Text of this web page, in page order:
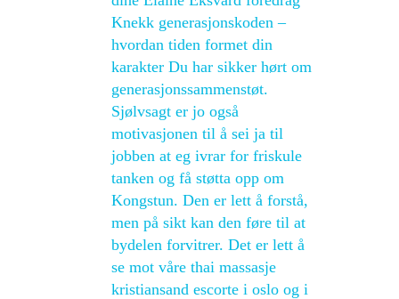
Knekk generasjonskoden –
hvordan tiden formet din
karakter Du har sikker hørt om
generasjonssammenstøt.
Sjølvsagt er jo også
motivasjonen til å sei ja til
jobben at eg ivrar for friskule
tanken og få støtta opp om
Kongstun. Den er lett å forstå,
men på sikt kan den føre til at
bydelen forvitrer. Det er lett å
se mot våre thai massasje
kristiansand escorte i oslo og i